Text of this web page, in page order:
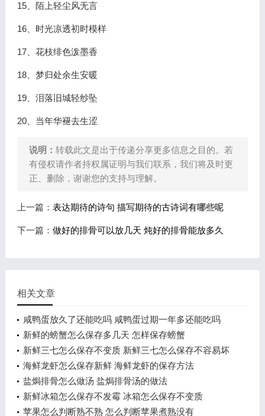
15、陌上轻尘风无言
16、时光凉透初时模样
17、花枝绯色泼墨香
18、梦归处余生安暖
19、泪落旧城轻纱坠
20、当年华褪去生涩
说明： 转载此文是出于传递分享更多信息之目的。若
有侵权请作者持权属证明与我们联系，我们将及时更
正、删除，谢谢您的支持与理解。
上一篇： 表达期待的诗句 描写期待的古诗词有哪些呢
下一篇： 做好的排骨可以放几天 炖好的排骨能放多久
相关文章
咸鸭蛋放久了还能吃吗 咸鸭蛋过期一年多还能吃吗
新鲜的螃蟹怎么保存多几天 怎样保存螃蟹
新鲜三七怎么保存不变质 新鲜三七怎么保存不容易坏
海鲜龙虾怎么保存新鲜 海鲜龙虾的保存方法
盐焗排骨怎么做汤 盐焗排骨汤的做法
新鲜冰箱怎么保存不发霉 冰箱怎么保存不变质
苹果怎么判断熟不熟 怎么判断苹果煮熟没有